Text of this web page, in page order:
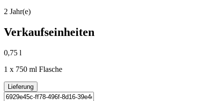
2 Jahr(e)
Verkaufseinheiten
0,75 l
1 x 750 ml Flasche
Lieferung